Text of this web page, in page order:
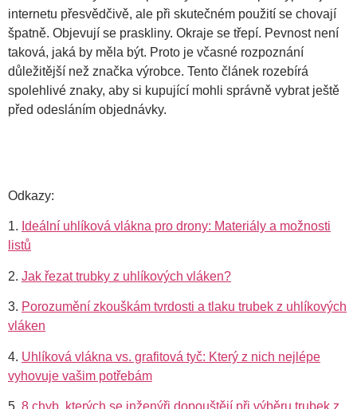
internetu přesvědčivě, ale při skutečném použití se chovají
špatně. Objevují se praskliny. Okraje se třepí. Pevnost není
taková, jaká by měla být. Proto je včasné rozpoznání
důležitější než značka výrobce. Tento článek rozebírá
spolehlivé znaky, aby si kupující mohli správně vybrat ještě
před odesláním objednávky.
Odkazy:
1. Ideální uhlíková vlákna pro drony: Materiály a možnosti
listů
2. Jak řezat trubky z uhlíkových vláken?
3. Porozumění zkouškám tvrdosti a tlaku trubek z uhlíkových
vláken
4. Uhlíková vlákna vs. grafitová tyč: Který z nich nejlépe
vyhovuje vašim potřebám
5. 8 chyb, kterých se inženýři dopouštějí při výběru trubek z